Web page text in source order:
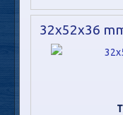
32x52x36